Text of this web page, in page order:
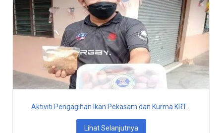
Aktiviti Pengagihan Ikan Pekasam dan Kurma KRT...
Lihat Selanjutnya